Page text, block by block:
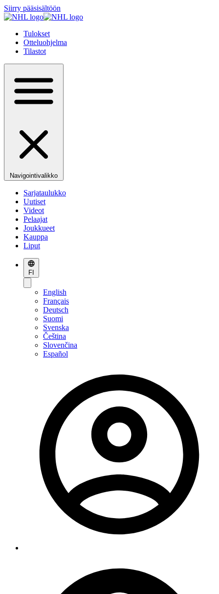
Siirry pääsisältöön
Tulokset
Otteluohjelma
Tilastot
Navigointivalikko
Sarjataulukko
Uutiset
Videot
Pelaajat
Joukkueet
Kauppa
Liput
FI
English
Français
Deutsch
Suomi
Svenska
Čeština
Slovenčina
Español